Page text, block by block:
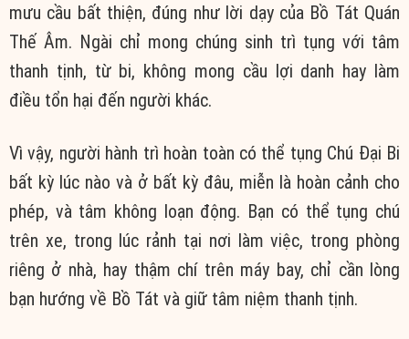
mưu cầu bất thiện, đúng như lời dạy của Bồ Tát Quán
Thế Âm. Ngài chỉ mong chúng sinh trì tụng với tâm
thanh tịnh, từ bi, không mong cầu lợi danh hay làm
điều tổn hại đến người khác.
Vì vậy, người hành trì hoàn toàn có thể tụng Chú Đại Bi
bất kỳ lúc nào và ở bất kỳ đâu, miễn là hoàn cảnh cho
phép, và tâm không loạn động. Bạn có thể tụng chú
trên xe, trong lúc rảnh tại nơi làm việc, trong phòng
riêng ở nhà, hay thậm chí trên máy bay, chỉ cần lòng
bạn hướng về Bồ Tát và giữ tâm niệm thanh tịnh.